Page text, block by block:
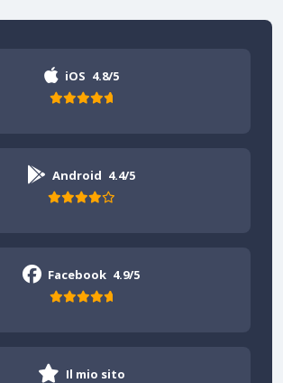
iOS 4.8/5
Android 4.4/5
Facebook 4.9/5
Il mio sito